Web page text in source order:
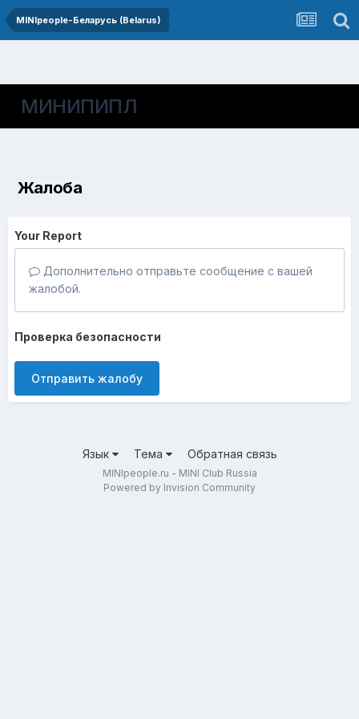
MINIpeople-Беларусь (Belarus)
МИНИПИПЛ
Жалоба
Your Report
Дополнительно отправьте сообщение с вашей
жалобой.
Проверка безопасности
Отправить жалобу
Язык Тема Обратная связь
MINIpeople.ru - MINI Club Russia
Powered by Invision Community